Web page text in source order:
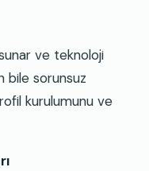
ve teknoloji
bile sorunsuz
kurulumunu ve